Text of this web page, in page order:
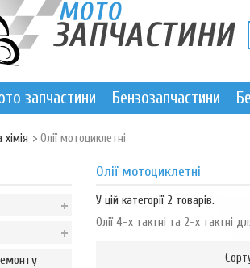
запчастини Бензозапчастини
хімія > Олії мотоциклетні
Олії мотоциклетні
У цій категорії 2 товарів.
Олії 4-х тактні та 2-х тактні